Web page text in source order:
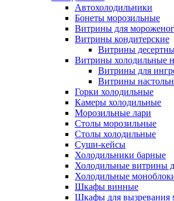
Автохолодильники
Бонеты морозильные
Витрины для
Витрины кондитерские
Витрины
Витрины холодильные
Витрины для
Витрины
Горки холодильные
Камеры холодильные
Морозильные лари
Столы морозильные
Столы холодильные
Суши-кейсы
Холодильники барные
Холодильные витрины
Холодильные
Шкафы винные
Шкафы для вызревания